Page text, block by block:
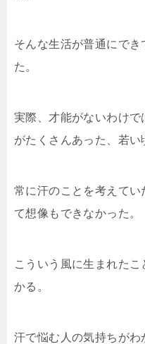
そんな生活が普通にで
た。
実際、才能がないわけで
がたくさんあった、若い
常に汗のことを考えて
て想像もできなかった。
こういう風に生まれた
かる。
汗で悩む人の気持ちがわ